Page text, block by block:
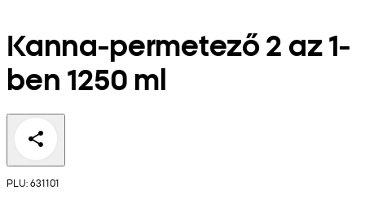
Kanna-permetező 2 az 1-
ben 1250 ml
PLU: 631101